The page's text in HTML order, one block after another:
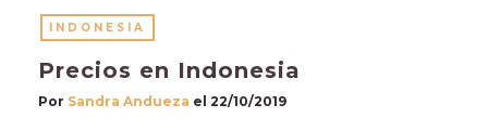
INDONESIA
Precios en Indonesia
Por Sandra Andueza el 22/10/2019